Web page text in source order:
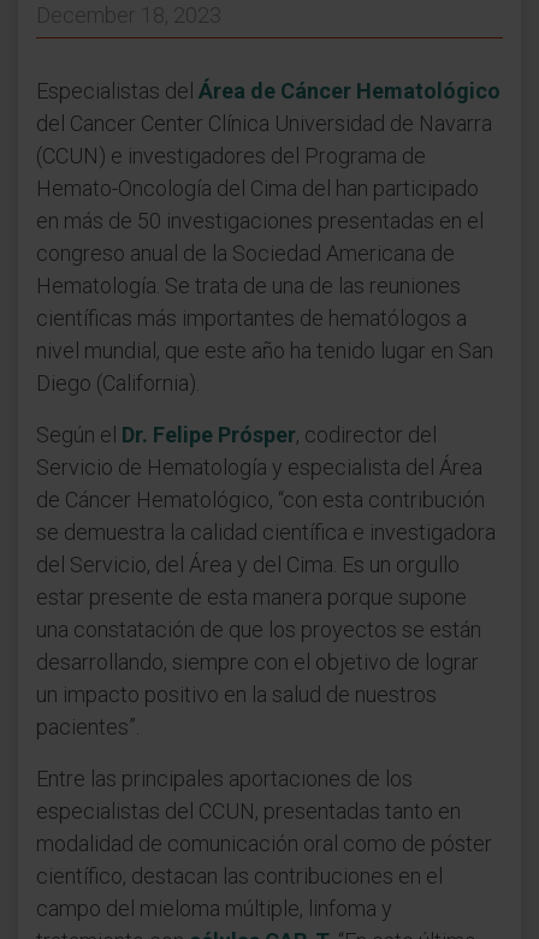
December 18, 2023
Especialistas del Área de Cáncer Hematológico
del Cancer Center Clínica Universidad de Navarra
(CCUN) e investigadores del Programa de
Hemato-Oncología del Cima del han participado
en más de 50 investigaciones presentadas en el
congreso anual de la Sociedad Americana de
Hematología. Se trata de una de las reuniones
científicas más importantes de hematólogos a
nivel mundial, que este año ha tenido lugar en San
Diego (California).
Según el Dr. Felipe Prósper, codirector del
Servicio de Hematología y especialista del Área
de Cáncer Hematológico, “con esta contribución
se demuestra la calidad científica e investigadora
del Servicio, del Área y del Cima. Es un orgullo
estar presente de esta manera porque supone
una constatación de que los proyectos se están
desarrollando, siempre con el objetivo de lograr
un impacto positivo en la salud de nuestros
pacientes”.
Entre las principales aportaciones de los
especialistas del CCUN, presentadas tanto en
modalidad de comunicación oral como de póster
científico, destacan las contribuciones en el
campo del mieloma múltiple, linfoma y